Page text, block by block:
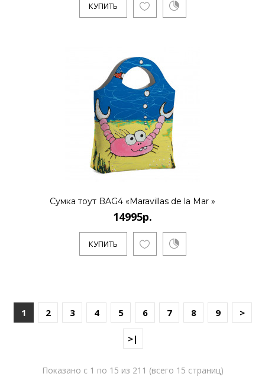
КУПИТЬ
Сумка тоут BAG4 «Maravillas de la Mar »
14995р.
КУПИТЬ
1 2 3 4 5 6 7 8 9 >
>|
Показано с 1 по 15 из 211 (всего 15 страниц)